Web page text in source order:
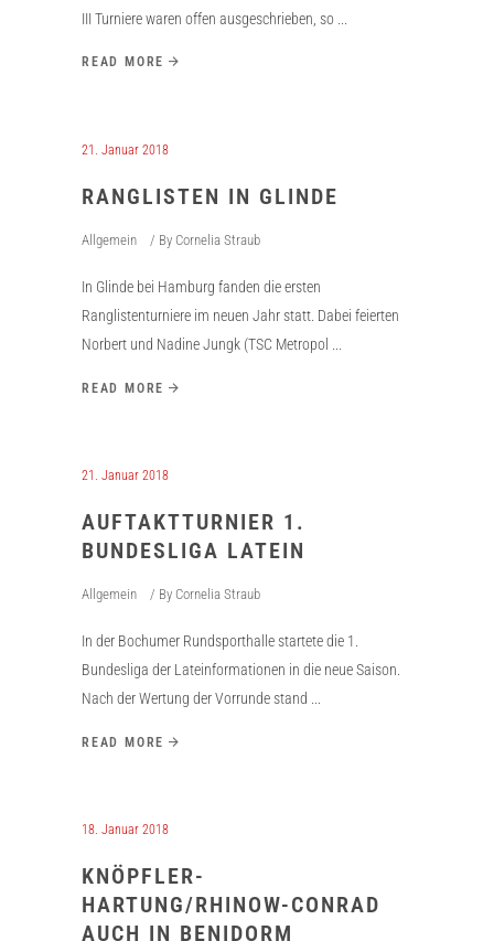
III Turniere waren offen ausgeschrieben, so
READ MORE
21. Januar 2018
RANGLISTEN IN GLINDE
Allgemein By Cornelia Straub
In Glinde bei Hamburg fanden die ersten
Ranglistenturniere im neuen Jahr statt. Dabei feierten
Norbert und Nadine Jungk (TSC Metropol
READ MORE
21. Januar 2018
AUFTAKTTURNIER 1.
BUNDESLIGA LATEIN
Allgemein By Cornelia Straub
In der Bochumer Rundsporthalle startete die 1.
Bundesliga der Lateinformationen in die neue Saison.
Nach der Wertung der Vorrunde stand
READ MORE
18. Januar 2018
KNÖPFLER-
HARTUNG/RHINOW-CONRAD
AUCH IN BENIDORM